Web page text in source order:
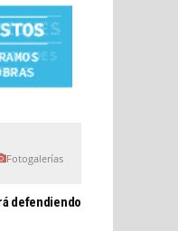
Fotogalerías
defendiendo